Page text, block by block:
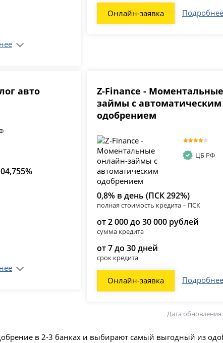
Онлайн-заявка Подробнее
авто
Z-Finance -
займы с автоматическим
одобрением
ЦБ РФ
0,8% в день (ПСК 292%)
полная стоимость кредита – ПСК
от 2 000 до 30 000 рублей
сумма кредита
от 7 до 30 дней
срок кредита
Онлайн-заявка Подробнее
Дата
в 2-3 банках и выбирают самый выгодный из